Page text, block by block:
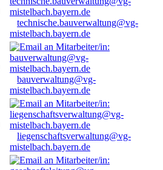
technische.bauverwaltung@vg-
mistelbach.bayern.de
bauverwaltung@vg-
mistelbach.bayern.de
liegenschaftsverwaltung@vg-
mistelbach.bayern.de